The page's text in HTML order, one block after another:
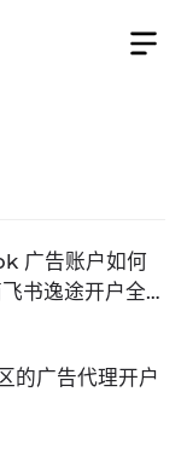
广告账户如何
书逸途开户全
的广告代理开户